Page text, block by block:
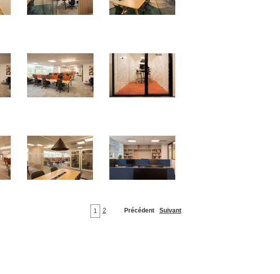
1 2 Précédent Suivant